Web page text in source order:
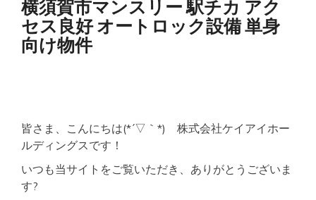
ス
リ
ー
リ
実
横須賀市マンスリー 駅チカ アク
セス良好 オートロック設備 単身
向け物件
皆さま、こんにちは(*´▽｀*) 株式会社ケイアイホー
ルディングスです！
いつも当サイトをご覧いただき、ありがとうございま
す?